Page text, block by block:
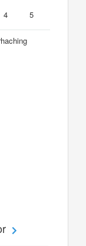
4 5